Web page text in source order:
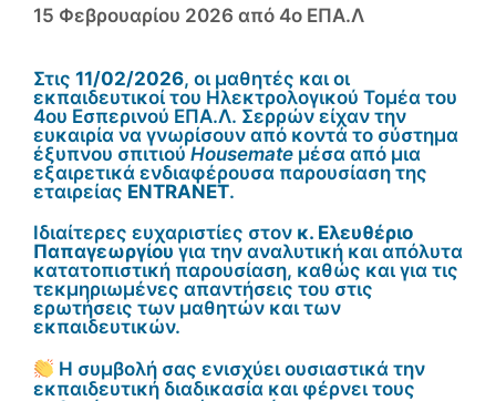
15 Φεβρουαρίου 2026 από 4ο ΕΠΑ.Λ
Στις 11/02/2026, οι μαθητές και οι
εκπαιδευτικοί του Ηλεκτρολογικού Τομέα του
4ου Εσπερινού ΕΠΑ.Λ. Σερρών είχαν την
ευκαιρία να γνωρίσουν από κοντά το σύστημα
έξυπνου σπιτιούHousemate μέσα από μια
εξαιρετικά ενδιαφέρουσα παρουσίαση της
εταιρείας ENTRANET.
Ιδιαίτερες ευχαριστίες στον κ. Ελευθέριο
Παπαγεωργίου για την αναλυτική και απόλυτα
κατατοπιστική παρουσίαση, καθώς και για τις
τεκμηριωμένες απαντήσεις του στις
ερωτήσεις των μαθητών και των
εκπαιδευτικών.
Η συμβολή σας ενισχύει ουσιαστικά την
εκπαιδευτική διαδικασία και φέρνει τους